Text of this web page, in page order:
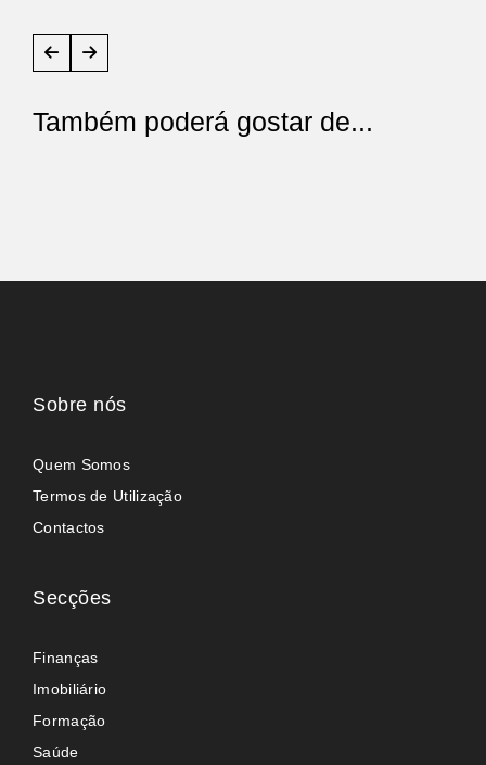
Também poderá gostar de...
Sobre nós
Quem Somos
Termos de Utilização
Contactos
Secções
Finanças
Imobiliário
Formação
Saúde